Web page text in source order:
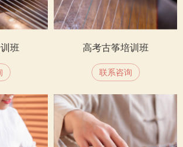
班 高考古筝培训班
联系咨询